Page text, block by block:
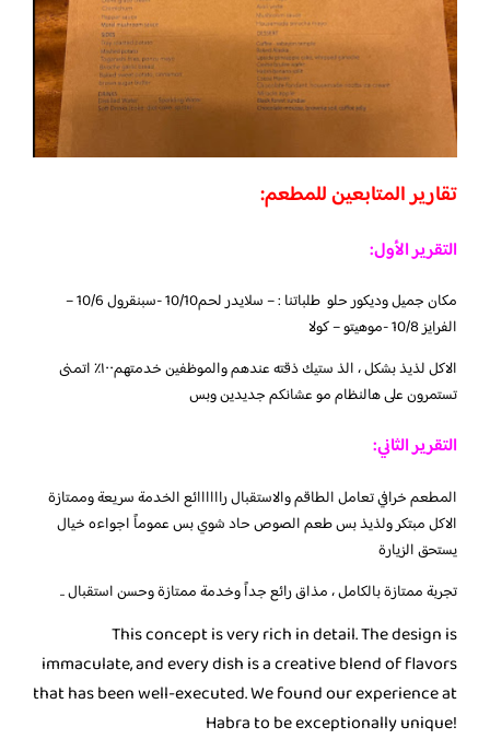
تقارير المتابعين للمطعم:
التقرير الأول:
مكان جميل وديكور حلو طلباتنا : – سلايدر لحم10/10 -سبنقرول 10/6 –
الفرايز 10/8 -موهيتو – كولا
الاكل لذيذ بشكل ، الذ ستيك ذقته عندهم والموظفين خدمتهم١٠٠٪؜ اتمنى
تستمرون على هالنظام مو عشانكم جديدين وبس
التقرير الثاني:
المطعم خرافي تعامل الطاقم والاستقبال راااااائع الخدمة سريعة وممتازة
الاكل مبتكر ولذيذ بس طعم الصوص حاد شوي بس عموماً اجواءه خيال
يستحق الزيارة
تجربة ممتازة بالكامل ، مذاق رائع جداً وخدمة ممتازة وحسن استقبال ..
This concept is very rich in detail. The design is
immaculate, and every dish is a creative blend of flavors
that has been well-executed. We found our experience at
Habra to be exceptionally unique!